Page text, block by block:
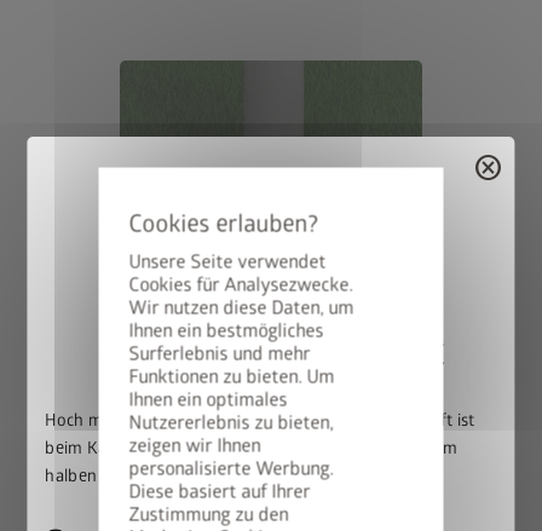
Unsere Seite verwendet
Cookies für Analysezwecke.
Wir nutzen diese Daten, um
Ihnen ein bestmögliches
Surferlebnis und mehr
Funktionen zu bieten. Um
Ihnen ein optimales
Nutzererlebnis zu bieten,
zeigen wir Ihnen
personalisierte Werbung.
Diese basiert auf Ihrer
Zustimmung zu den
Variante 2: Steher zum Einbetonieren, höhenverstellbar bis zu
25 cm
Bei dieser Variante wird der Steher direkt in das
cancel
50% auf den BikeLift
Hoch mit dem Bike. Runter mit dem Preis: Der BikeLift ist
beim Kauf eines passenden Biohort Gerätehauses zum
halben Preis erhältlich.